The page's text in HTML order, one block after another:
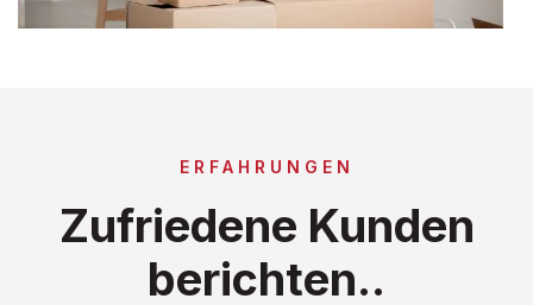
ERFAHRUNGEN
Zufriedene Kunden
berichten..